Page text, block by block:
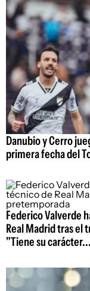
Danubio y Cerro
primera fecha del
Federico Valverde
Real Madrid tras el
"Tiene su